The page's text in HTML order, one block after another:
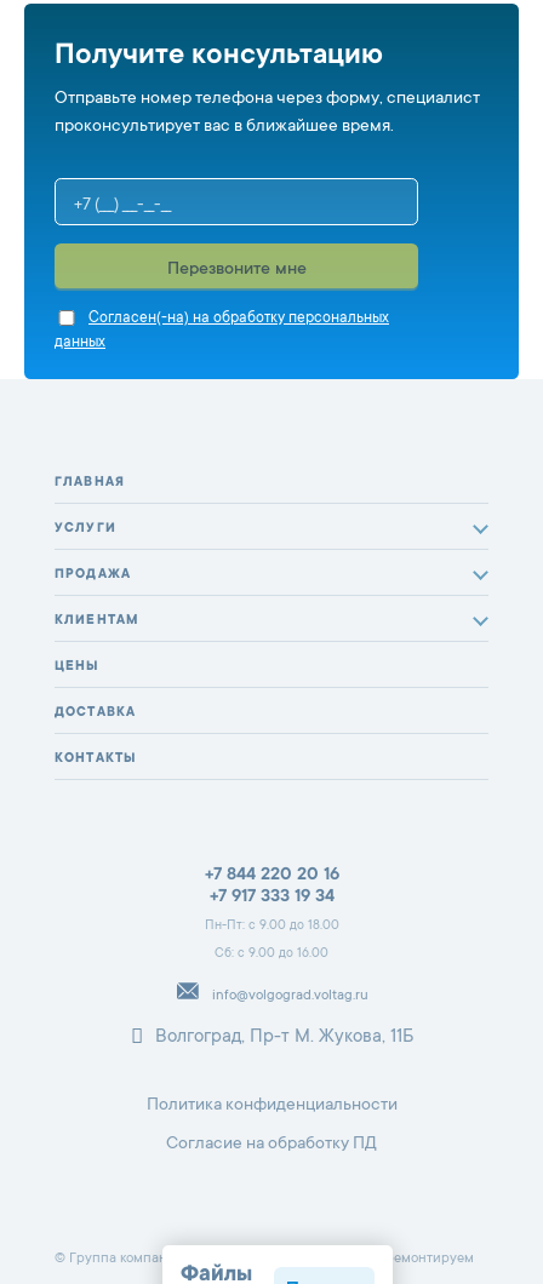
Получите консультацию
Отправьте номер телефона через форму, специалист
проконсультирует вас в ближайшее время.
Перезвоните мне
Cогласен(-на) на обработку персональных
данных
ГЛАВНАЯ
УСЛУГИ
ПРОДАЖА
КЛИЕНТАМ
ЦЕНЫ
ДОСТАВКА
КОНТАКТЫ
+7 844 220 20 16
+7 917 333 19 34
Пн-Пт: с 9.00 до 18.00
Сб: с 9.00 до 16.00
info@volgograd.voltag.ru
Волгоград, Пр-т М. Жукова, 11Б
Политика конфиденциальности
Согласие на обработку ПД
© Группа компаний «Вольтаж». Профессионально ремонтируем
Файлы